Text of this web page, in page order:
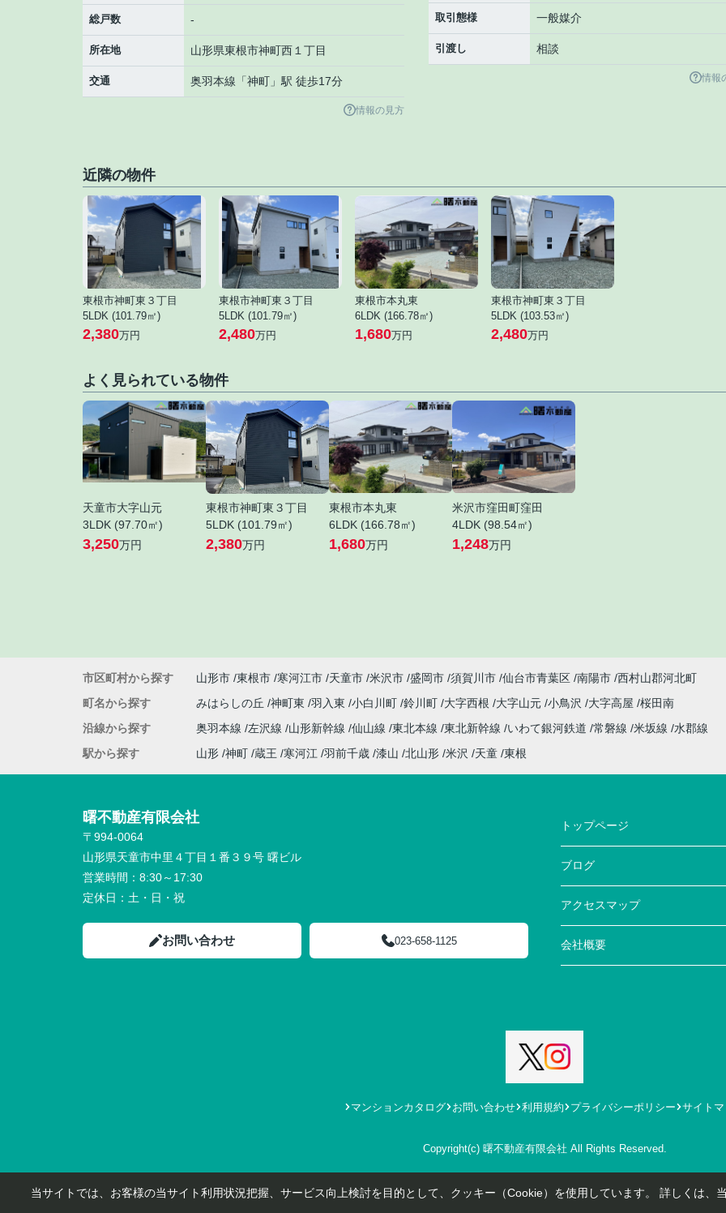
総戸数 -
所在地 山形県東根市神町西 １丁目
交通 奥羽本線 「神町 」駅 徒歩17分
情報の見方
取引態様 一般媒介
引渡し 相談
情報
近隣の物件
東根市神町東３丁目
5LDK (101.79㎡)
2,380万円
東根市神町東３丁目
5LDK (101.79㎡)
2,480万円
東根市本丸東
6LDK (166.78㎡)
1,680万円
東根市神町東３丁目
5LDK (103.53㎡)
2,480万円
よく見られている物件
天童市大字山元
3LDK (97.70㎡)
3,250万円
東根市神町東３丁目
5LDK (101.79㎡)
2,380万円
東根市本丸東
6LDK (166.78㎡)
1,680万円
米沢市窪田町窪田
4LDK (98.54㎡)
1,248万円
市区町村から探す 山形市 東根市 寒河江市 天童市 米沢市 盛岡市 須賀川市 仙台市青葉区 南陽市 西村山郡河北町
町名から探す
みはらしの丘 神町東 羽入東 小白川町 鈴川町 大字西根 大字山元 小鳥沢 大字高屋 桜田南
沿線から探す
奥羽本線 左沢線 山形新幹線 仙山線 東北本線 東北新幹線 いわて銀河鉄道 常磐線 米坂線 水郡線
駅から探す
山形 神町 蔵王 寒河江 羽前千歳 漆山 北山形 米沢 天童 東根
曙不動産有限会社
〒994-0064
山形県天童市中里４丁目１番３９号 曙ビル
営業時間： 8:30～17:30
定休日： 土・日・祝
お問い合わせ 023-658-1125
トップページ
ブログ
アクセスマップ
会社概要
マンションカタログ お問い合わせ 利用規約 プライバシーポリシー サイト
Copyright(c) 曙不動産有限会社 All Rights Reserved.
当サイトでは、お客様の当サイト利用状況把握、サービス向上検討を目的として、クッキー（Cookie）を使用しています。 詳しくは、